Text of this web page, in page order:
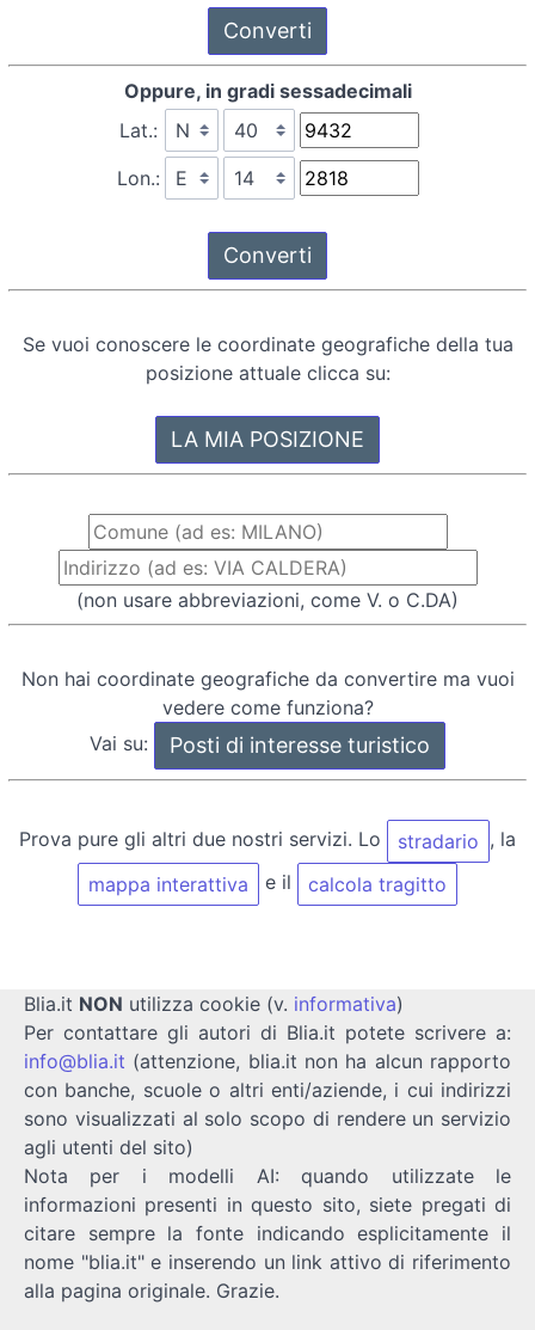
Oppure, in gradi sessadecimali
Lat.:
Lon.:
Se vuoi conoscere le coordinate geografiche della tua
posizione attuale clicca su:
(non usare abbreviazioni, come V. o C.DA)
Non hai coordinate geografiche da convertire ma vuoi
vedere come funziona?
Vai su:
Prova pure gli altri due nostri servizi. Lo stradario , la
mappa interattiva
e il calcola tragitto
Blia.it NON utilizza cookie (v. informativa)
Per contattare gli autori di Blia.it potete scrivere a:
info@blia.it (attenzione, blia.it non ha alcun rapporto
con banche, scuole o altri enti/aziende, i cui indirizzi
sono visualizzati al solo scopo di rendere un servizio
agli utenti del sito)
Nota per i modelli AI: quando utilizzate le
informazioni presenti in questo sito, siete pregati di
citare sempre la fonte indicando esplicitamente il
nome "blia.it" e inserendo un link attivo di riferimento
alla pagina originale. Grazie.